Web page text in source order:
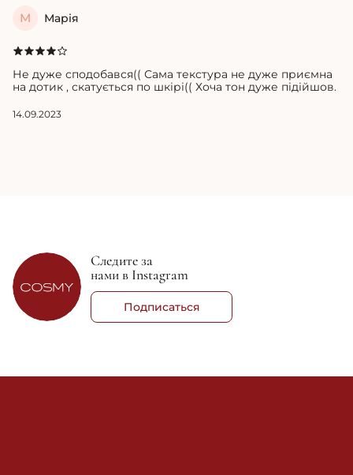
М Марія
Не дуже сподобався(( Сама текстура не дуже приємна
на дотик , скатується по шкірі(( Хоча тон дуже підійшов.
14.09.2023
Следите за
нами в Instagram
Подписаться